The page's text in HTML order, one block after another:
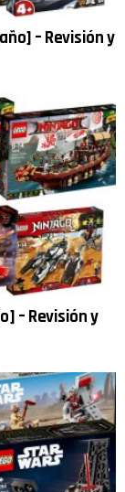
– Revisión y
– Revisión y